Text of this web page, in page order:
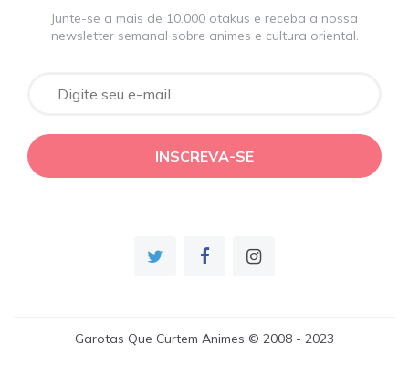
Junte-se a mais de 10.000 otakus e receba a nossa
newsletter semanal sobre animes e cultura oriental.
Garotas Que Curtem Animes © 2008 - 2023